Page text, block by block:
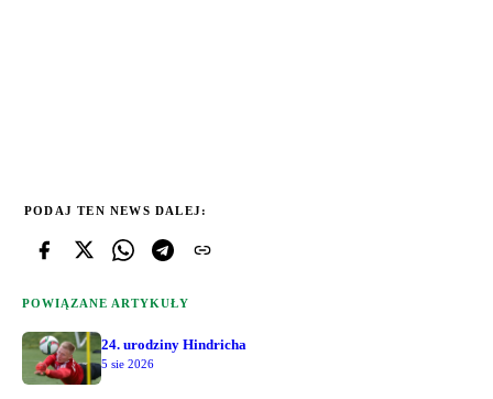
PODAJ TEN NEWS DALEJ:
POWIĄZANE ARTYKUŁY
24. urodziny Hindricha
5 sie 2026